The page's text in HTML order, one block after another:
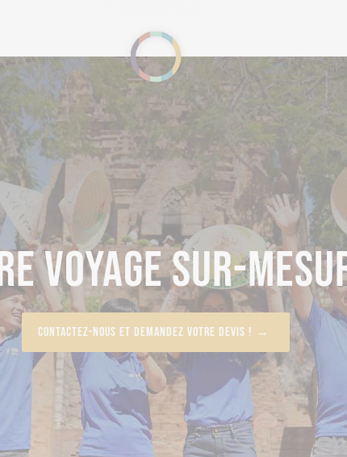
VOYAGE SUR-
Contactez-nous et demandez votre devis !